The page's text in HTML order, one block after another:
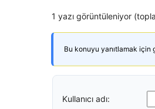
1 yazı görüntüleniyor
Bu konuyu yanıtlamak için
Kullanıcı adı: